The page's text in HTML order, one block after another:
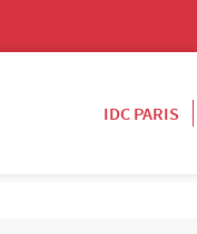
IDC PARIS